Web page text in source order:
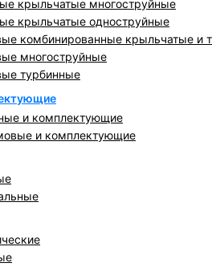
крыльчатые многоструйные
крыльчатые одноструйные
комбинированные крыльчатые и
многоструйные
турбинные
и комплектующие
и комплектующие